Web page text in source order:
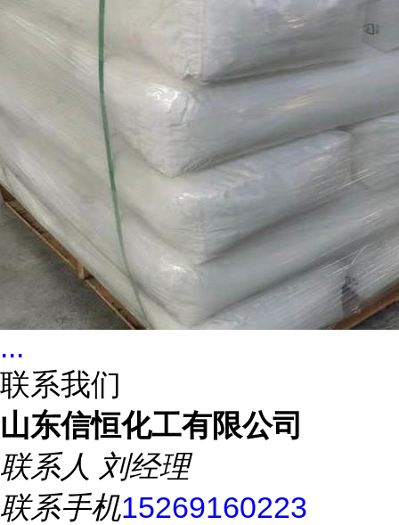
...
联系我们
山东信恒化工有限公司
联系人 刘经理
联系手机15269160223